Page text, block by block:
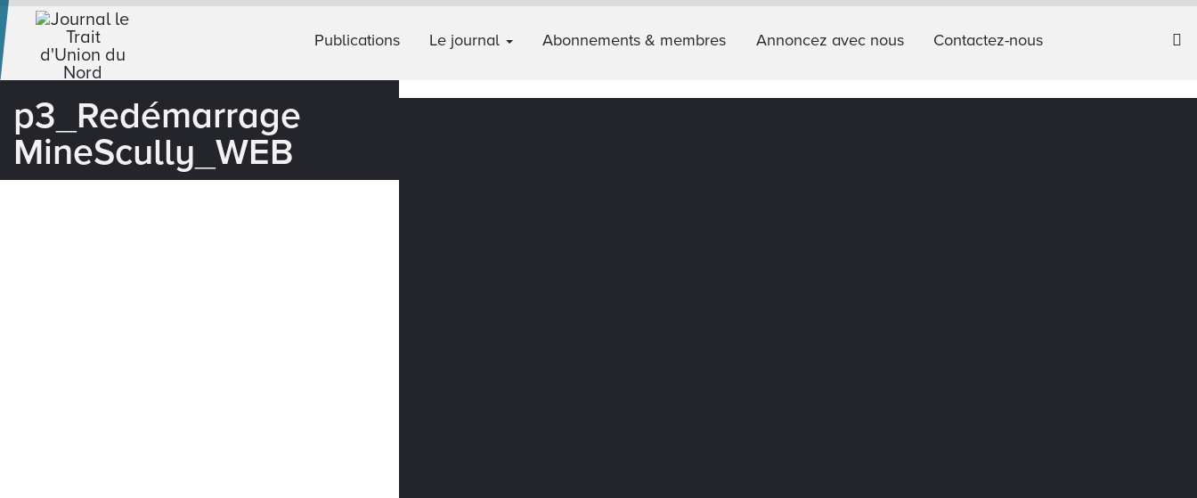
Publications Le journal Abonnements & membres Annoncez avec nous Contactez-nous
p3_Redémarrage
MineScully_WEB